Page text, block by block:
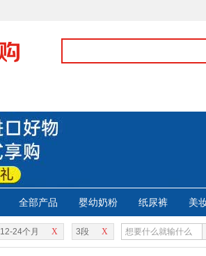
全部产品 婴幼奶粉 纸尿裤 美
X
12-24个月 X
3段